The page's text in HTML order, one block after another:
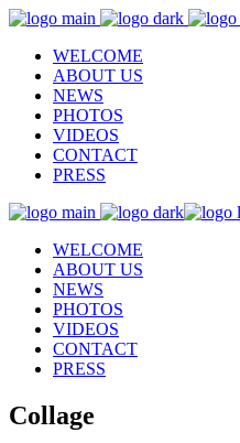
WELCOME
ABOUT US
NEWS
PHOTOS
VIDEOS
CONTACT
PRESS
WELCOME
ABOUT US
NEWS
PHOTOS
VIDEOS
CONTACT
PRESS
Collage